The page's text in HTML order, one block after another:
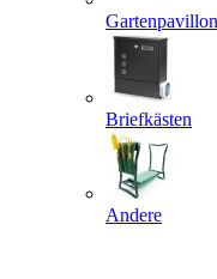
Briefkästen
Andere